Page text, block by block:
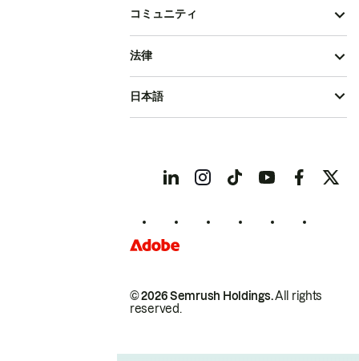
コミュニティ
© 2026 Semrush Holdings.All rights
reserved.
法律
日本語